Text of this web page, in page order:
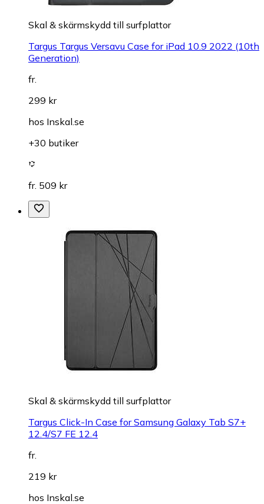
Skal & skärmskydd till surfplattor
Targus Targus Versavu Case for iPad 10.9 2022 (10th
Generation)
fr.
299 kr
hos Inskal.se
+30 butiker
fr. 509 kr
Skal & skärmskydd till surfplattor
Targus Click-In Case for Samsung Galaxy Tab S7+
12.4/S7 FE 12.4
fr.
219 kr
hos Inskal.se